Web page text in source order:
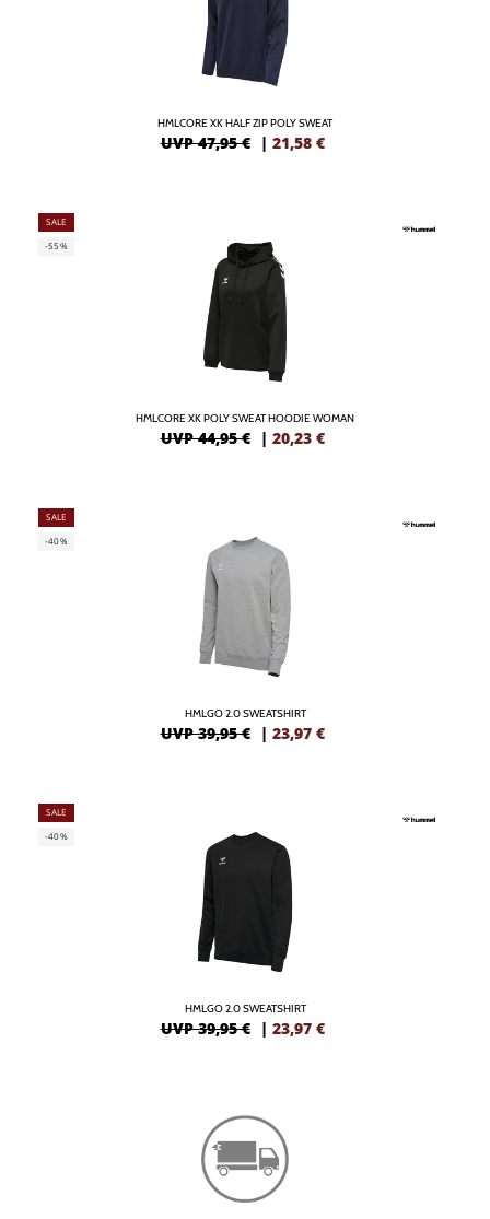
HMLCORE XK HALF ZIP POLY SWEAT
UVP 47,95 € | 21,58 €
SALE
-55%
HMLCORE XK POLY SWEAT HOODIE WOMAN
UVP 44,95 € | 20,23 €
SALE
-40%
HMLGO 2.0 SWEATSHIRT
UVP 39,95 € | 23,97 €
SALE
-40%
HMLGO 2.0 SWEATSHIRT
UVP 39,95 € | 23,97 €